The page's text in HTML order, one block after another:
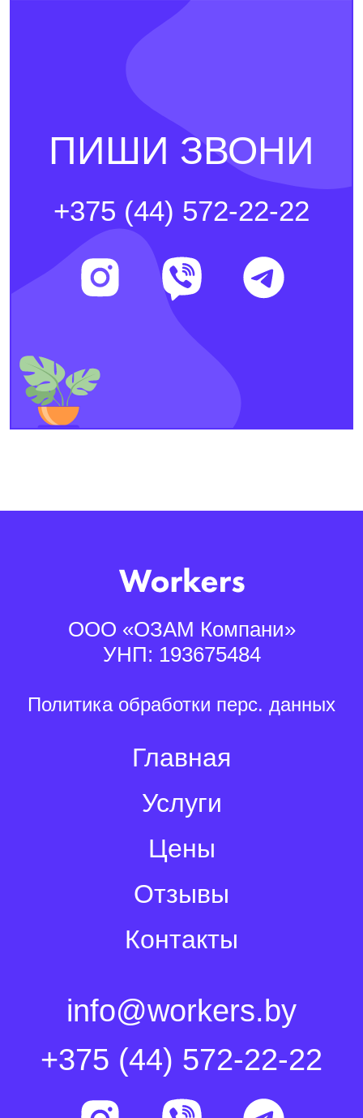
ПИШИ ЗВОНИ
+375 (44) 572-22-22
ООО «ОЗАМ Компани»
УНП: 193675484
Политика обработки перс. данных
Главная
Услуги
Цены
Отзывы
Контакты
info@workers.by
+375 (44) 572-22-22